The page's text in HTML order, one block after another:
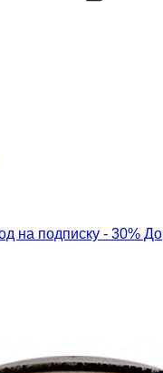
на подписку - 30% До